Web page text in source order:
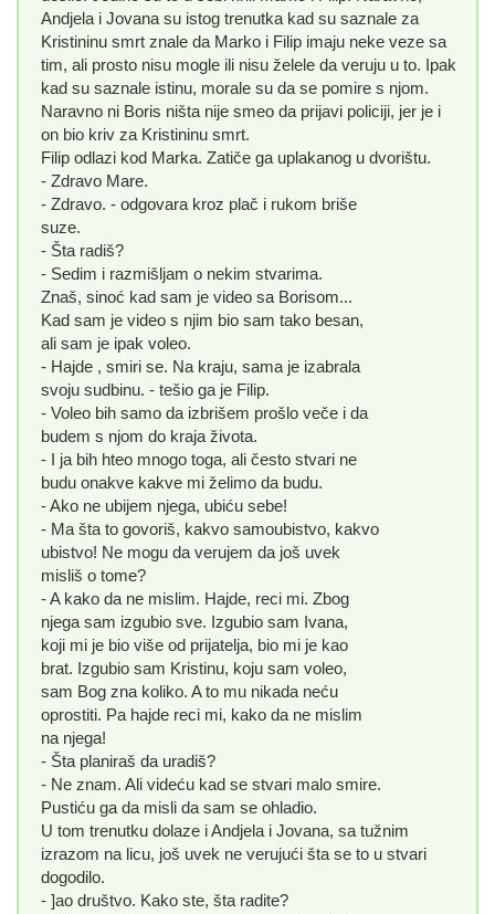
Andjela i Jovana su istog trenutka kad su saznale za
Kristininu smrt znale da Marko i Filip imaju neke veze sa
tim, ali prosto nisu mogle ili nisu želele da veruju u to. Ipak
kad su saznale istinu, morale su da se pomire s njom.
Naravno ni Boris ništa nije smeo da prijavi policiji, jer je i
on bio kriv za Kristininu smrt.
Filip odlazi kod Marka. Zatiče ga uplakanog u dvorištu.
- Zdravo Mare.
- Zdravo. - odgovara kroz plač i rukom briše
suze.
- Šta radiš?
- Sedim i razmišljam o nekim stvarima.
Znaš, sinoć kad sam je video sa Borisom...
Kad sam je video s njim bio sam tako besan,
ali sam je ipak voleo.
- Hajde , smiri se. Na kraju, sama je izabrala
svoju sudbinu. - tešio ga je Filip.
- Voleo bih samo da izbrišem prošlo veče i da
budem s njom do kraja života.
- I ja bih hteo mnogo toga, ali često stvari ne
budu onakve kakve mi želimo da budu.
- Ako ne ubijem njega, ubiću sebe!
- Ma šta to govoriš, kakvo samoubistvo, kakvo
ubistvo! Ne mogu da verujem da još uvek
misliš o tome?
- A kako da ne mislim. Hajde, reci mi. Zbog
njega sam izgubio sve. Izgubio sam Ivana,
koji mi je bio više od prijatelja, bio mi je kao
brat. Izgubio sam Kristinu, koju sam voleo,
sam Bog zna koliko. A to mu nikada neću
oprostiti. Pa hajde reci mi, kako da ne mislim
na njega!
- Šta planiraš da uradiš?
- Ne znam. Ali videću kad se stvari malo smire.
Pustiću ga da misli da sam se ohladio.
U tom trenutku dolaze i Andjela i Jovana, sa tužnim
izrazom na licu, još uvek ne verujući šta se to u stvari
dogodilo.
- ]ao društvo. Kako ste, šta radite?